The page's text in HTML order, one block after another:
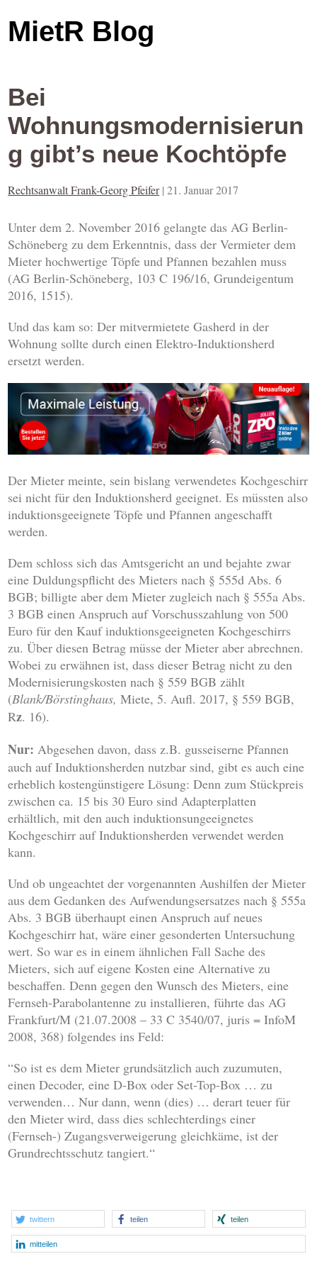
MietR Blog
Bei
Wohnungsmodernisierun
g gibt’s neue Kochtöpfe
Rechtsanwalt Frank-Georg Pfeifer |21. Januar 2017
Unter dem 2. November 2016 gelangte das AG Berlin-
Schöneberg zu dem Erkenntnis, dass der Vermieter dem
Mieter hochwertige Töpfe und Pfannen bezahlen muss
(AG Berlin-Schöneberg, 103 C 196/16, Grundeigentum
2016, 1515).
Und das kam so: Der mitvermietete Gasherd in der
Wohnung sollte durch einen Elektro-Induktionsherd
ersetzt werden.
Der Mieter meinte, sein bislang verwendetes Kochgeschirr
sei nicht für den Induktionsherd geeignet. Es müssten also
induktionsgeeignete Töpfe und Pfannen angeschafft
werden.
Dem schloss sich das Amtsgericht an und bejahte zwar
eine Duldungspflicht des Mieters nach § 555d Abs. 6
BGB; billigte aber dem Mieter zugleich nach § 555a Abs.
3 BGB einen Anspruch auf Vorschusszahlung von 500
Euro für den Kauf induktionsgeeigneten Kochgeschirrs
zu. Über diesen Betrag müsse der Mieter aber abrechnen.
Wobei zu erwähnen ist, dass dieser Betrag nicht zu den
Modernisierungskosten nach § 559 BGB zählt
(Blank/Börstinghaus, Miete, 5. Aufl. 2017, § 559 BGB,
Rz. 16).
Nur: Abgesehen davon, dass z.B. gusseiserne Pfannen
auch auf Induktionsherden nutzbar sind, gibt es auch eine
erheblich kostengünstigere Lösung: Denn zum Stückpreis
zwischen ca. 15 bis 30 Euro sind Adapterplatten
erhältlich, mit den auch induktionsungeeignetes
Kochgeschirr auf Induktionsherden verwendet werden
kann.
Und ob ungeachtet der vorgenannten Aushilfen der Mieter
aus dem Gedanken des Aufwendungsersatzes nach § 555a
Abs. 3 BGB überhaupt einen Anspruch auf neues
Kochgeschirr hat, wäre einer gesonderten Untersuchung
wert. So war es in einem ähnlichen Fall Sache des
Mieters, sich auf eigene Kosten eine Alternative zu
beschaffen. Denn gegen den Wunsch des Mieters, eine
Fernseh-Parabolantenne zu installieren, führte das AG
Frankfurt/M (21.07.2008 – 33 C 3540/07, juris = InfoM
2008, 368) folgendes ins Feld:
“So ist es dem Mieter grundsätzlich auch zuzumuten,
einen Decoder, eine D-Box oder Set-Top-Box … zu
verwenden… Nur dann, wenn (dies) … derart teuer für
den Mieter wird, dass dies schlechterdings einer
(Fernseh-) Zugangsverweigerung gleichkäme, ist der
Grundrechtsschutz tangiert.“
twittern teilen teilen
mitteilen